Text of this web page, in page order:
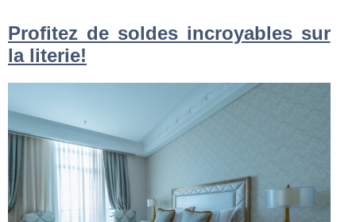
Profitez de soldes incroyables sur
la literie!